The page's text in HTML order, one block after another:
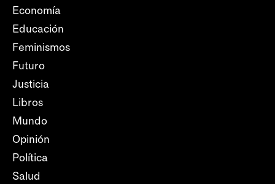
Economía
Educación
Feminismos
Futuro
Justicia
Libros
Mundo
Opinión
Política
Salud